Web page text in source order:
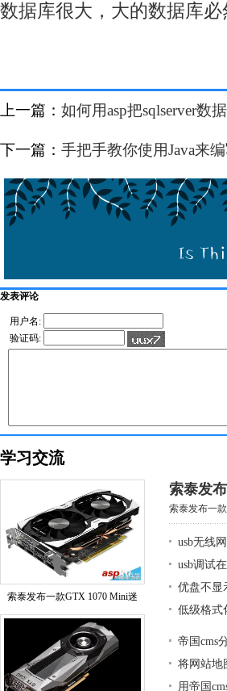
数据库很大，大的数据库必
上一篇： 如何用asp把sqlserver数
下一篇： 手把手教你使用Java来
发表评论
用户名:
验证码:
学习交流
索泰发布一款GTX 1070 Mini迷
索泰发
索泰发布一
usb无线
usb调试
优盘不显
低级格式
帝国cms
将网站地
用帝国